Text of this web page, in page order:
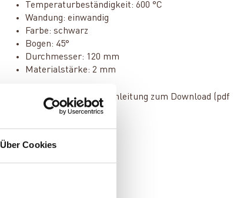
Über Cookies
Temperaturbeständigkeit: 600 °C
Wandung: einwandig
Farbe: schwarz
Bogen: 45°
Durchmesser: 120 mm
Materialstärke: 2 mm
Rauchrohre Montageanleitung zum Download (pdf
0.9 Mb)